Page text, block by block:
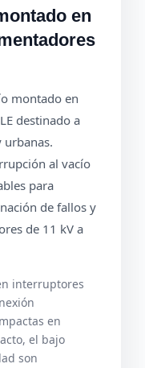
en
montado en
destinado a
urbanas.
al vacío
para
de fallos y
de 11 kV a
interruptores
en
el bajo
son